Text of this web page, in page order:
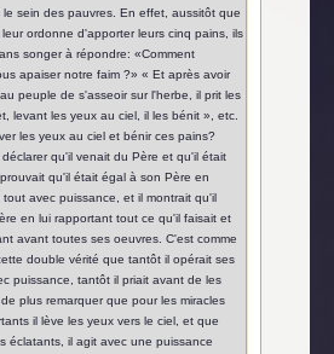
le sein des pauvres. En effet, aussitôt que
ordonne d'apporter leurs cinq pains, ils
songer à répondre: «Comment
apaiser notre faim ?» « Et après avoir
peuple de s'asseoir sur l'herbe, il prit les
levant les yeux au ciel, il les bénit », etc.
les yeux au ciel et bénir ces pains?
qu'il venait du Père et qu'il était
qu'il était égal à son Père en
avec puissance, et il montrait qu'il
en lui rapportant tout ce qu'il faisait et
avant toutes ses oeuvres. C'est comme
double vérité que tantôt il opérait ses
puissance, tantôt il priait avant de les
plus remarquer que pour les miracles
il lève les yeux vers le ciel, et que
éclatants, il agit avec une puissance